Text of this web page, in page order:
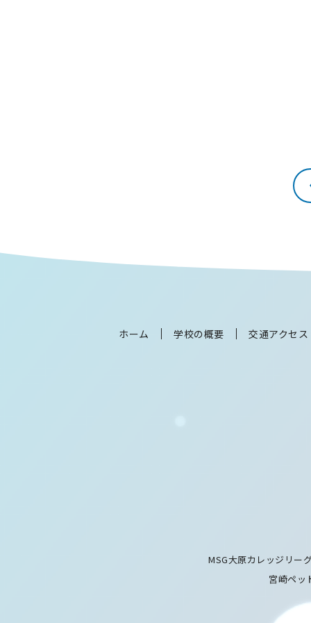
ホーム 学校の概要 交通アクセス
MSG大原カレッジリー
宮崎ペッ